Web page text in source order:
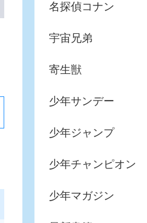
名探偵コナン
宇宙兄弟
寄生獣
少年サンデー
少年ジャンプ
少年チャンピオン
少年マガジン